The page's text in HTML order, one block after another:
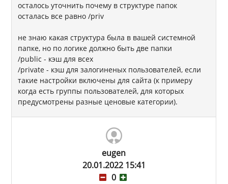
осталось уточнить почему в структуре папок
осталась все равно /priv
не знаю какая структура была в вашей системной
папке, но по логике должно быть две папки
/public - кэш для всех
/private - кэш для залогиненых пользователей, если
такие настройки включены для сайта (к примеру
когда есть группы пользователей, для которых
предусмотрены разные ценовые категории).
eugen
20.01.2022 15:41
0